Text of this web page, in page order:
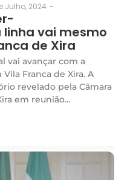
Julho, 2024 -
vai mesmo
de Xira
vai avançar com a
Franca de Xira. A
revelado pela Câmara
em reunião...